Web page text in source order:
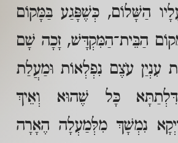
הַשָּׁלוֹם, כְּשֶׁפָּגַע בַּמָּקוֹם
הַבֵּית־הַמִּקְדָּשׁ, זָכָה שָׁם
עִנְיַן עֹצֶם נִפְלְאוֹת וּמַעֲלַת
כָּל שֶׁהוּא וְאֵיךְ
נִמְשָׁךְ מִלְּמַעְלָה הֶאָרָה